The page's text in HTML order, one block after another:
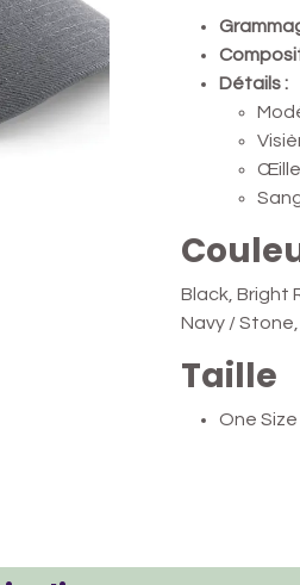
Détails :
Black, Bright
Navy /
Taille
One